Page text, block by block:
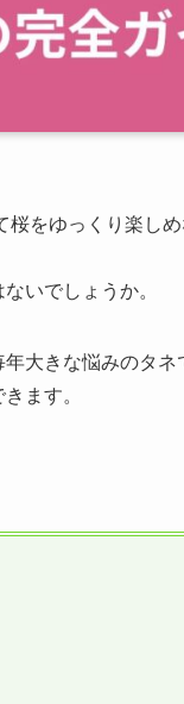
桜をゆっくり楽し
いでしょうか。
大きな悩みのタネ
ます。